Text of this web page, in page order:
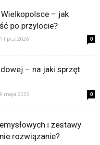
– jak
po przylocie?
lipca 2026 0
– na jaki sprzęt
maja 2026 0
i zestawy
rozwiązanie?